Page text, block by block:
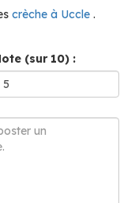
crèche à Uccle .
(sur 10) :